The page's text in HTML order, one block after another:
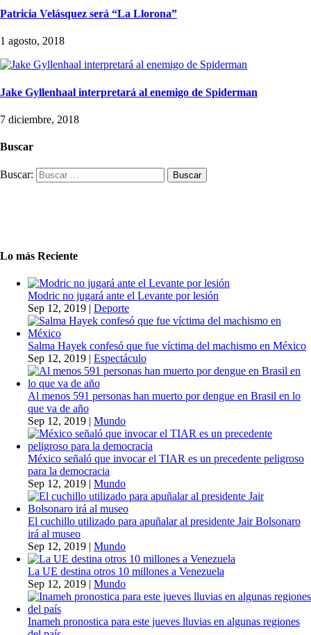
Patricia Velásquez será “La Llorona”
1 agosto, 2018
Jake Gyllenhaal interpretará al enemigo de Spiderman
7 diciembre, 2018
Buscar
Buscar:
Lo más Reciente
Modric no jugará ante el Levante por lesión
Sep 12, 2019 | Deporte
Salma Hayek confesó que fue víctima del machismo en México
Sep 12, 2019 | Espectáculo
Al menos 591 personas han muerto por dengue en Brasil en lo
que va de año
Sep 12, 2019 | Mundo
México señaló que invocar el TIAR es un precedente peligroso
para la democracia
Sep 12, 2019 | Mundo
El cuchillo utilizado para apuñalar al presidente Jair Bolsonaro
irá al museo
Sep 12, 2019 | Mundo
La UE destina otros 10 millones a Venezuela
Sep 12, 2019 | Mundo
Inameh pronostica para este jueves lluvias en algunas regiones